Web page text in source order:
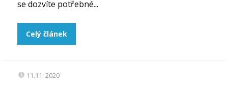
se dozvíte potřebné...
Celý článek
11.11. 2020